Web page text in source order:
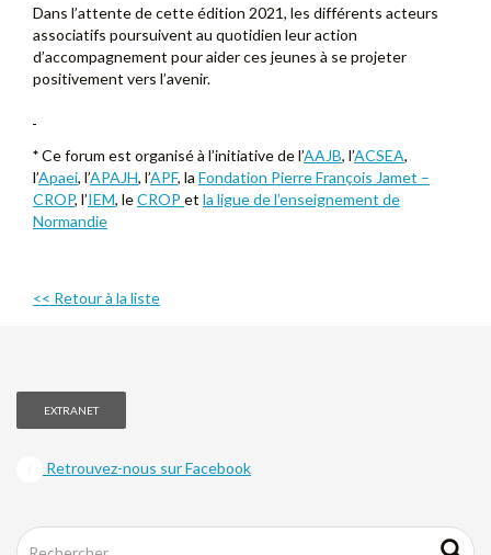
Dans l’attente de cette édition 2021, les différents acteurs
associatifs poursuivent au quotidien leur action
d’accompagnement pour aider ces jeunes à se projeter
positivement vers l’avenir.
*Ce forum est organisé à l’initiative de l’AAJB, l’ACSEA,
l’Apaei, l’APAJH, l’APF, la Fondation Pierre François Jamet –
CROP, l’IEM, leCROP et la ligue de l’enseignement de
Normandie
<< Retour à la liste
EXTRANET
Retrouvez-nous sur Facebook